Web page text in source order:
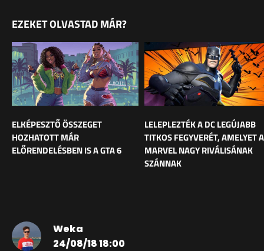
EZEKET OLVASTAD MÁR?
ELKÉPESZTŐ ÖSSZEGET
HOZHATOTT MÁR
ELŐRENDELÉSBEN IS A GTA 6
LELEPLEZTÉK A DC LEGÚJABB
TITKOS FEGYVERÉT, AMELYET A
MARVEL NAGY RIVÁLISÁNAK
SZÁNNAK
Weka
24/08/18 18:00